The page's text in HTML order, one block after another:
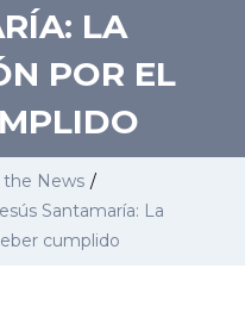
LA
POR EL
the News /
Santamaría: La
cumplido